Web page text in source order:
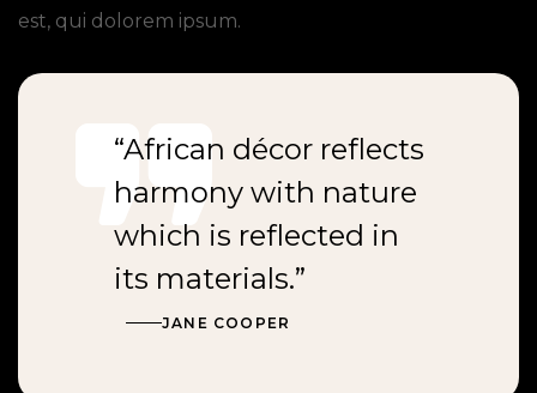
est, qui dolorem ipsum.
“African décor reflects
harmony with nature
which is reflected in
its materials.”
JANE COOPER